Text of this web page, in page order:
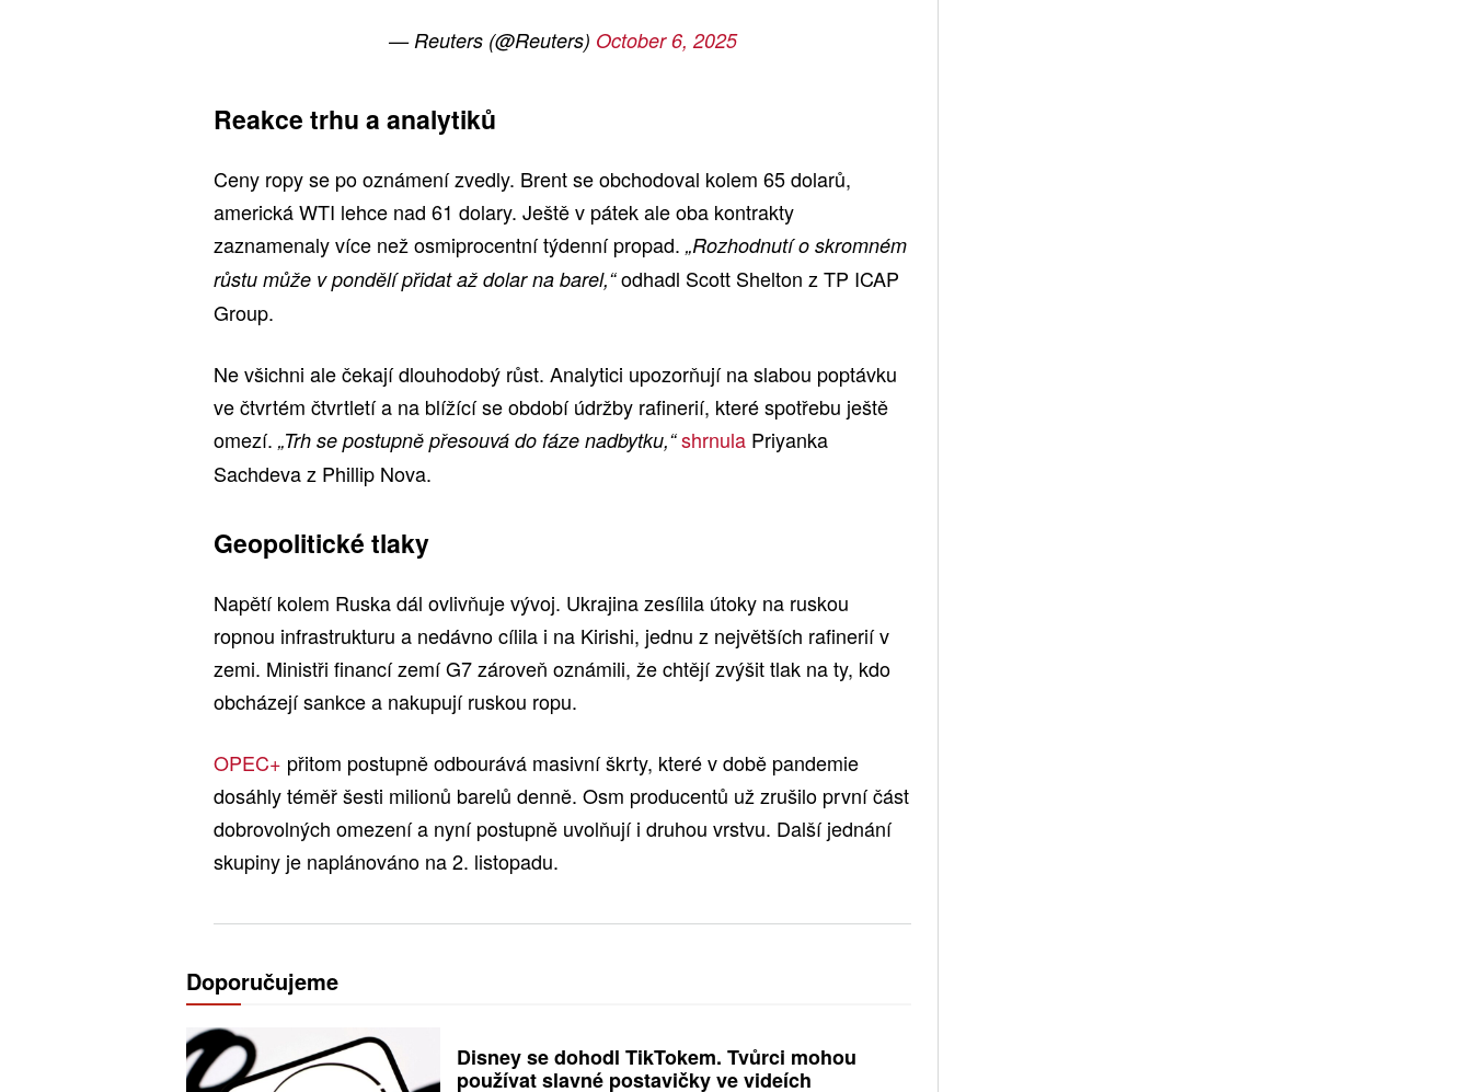
— Reuters (@Reuters) October 6, 2025
Reakce trhu a analytiků
Ceny ropy se po oznámení zvedly. Brent se obchodoval kolem 65 dolarů,
americká WTI lehce nad 61 dolary. Ještě v pátek ale oba kontrakty
zaznamenaly více než osmiprocentní týdenní propad. „Rozhodnutí o skromném
růstu může v pondělí přidat až dolar na barel,“odhadl Scott Shelton z TP ICAP
Group.
Ne všichni ale čekají dlouhodobý růst. Analytici upozorňují na slabou poptávku
ve čtvrtém čtvrtletí a na blížící se období údržby rafinerií, které spotřebu ještě
omezí. „Trh se postupně přesouvá do fáze nadbytku,“ shrnula Priyanka
Sachdeva z Phillip Nova.
Geopolitické tlaky
Napětí kolem Ruska dál ovlivňuje vývoj. Ukrajina zesílila útoky na ruskou
ropnou infrastrukturu a nedávno cílila i na Kirishi, jednu z největších rafinerií v
zemi. Ministři financí zemí G7 zároveň oznámili, že chtějí zvýšit tlak na ty, kdo
obcházejí sankce a nakupují ruskou ropu.
OPEC+ přitom postupně odbourává masivní škrty, které v době pandemie
dosáhly téměř šesti milionů barelů denně. Osm producentů už zrušilo první část
dobrovolných omezení a nyní postupně uvolňují i druhou vrstvu. Další jednání
skupiny je naplánováno na 2. listopadu.
Doporučujeme
Disney se dohodl TikTokem. Tvůrci mohou
používat slavné postavičky ve videích